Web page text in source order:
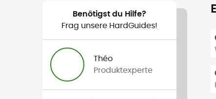
Benötigst du Hilfe?
Frag unsere HardGuides!
Théo
Produktexperte